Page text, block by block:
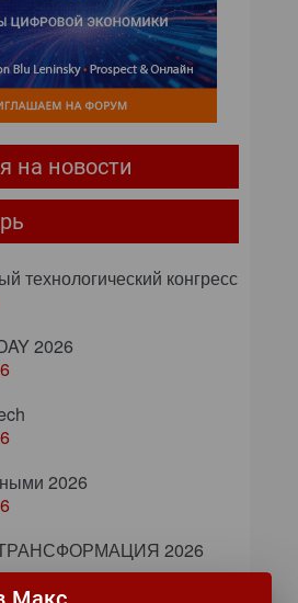
на новости
технологический конгресс
2026
2026
ТРАНСФОРМАЦИЯ 2026